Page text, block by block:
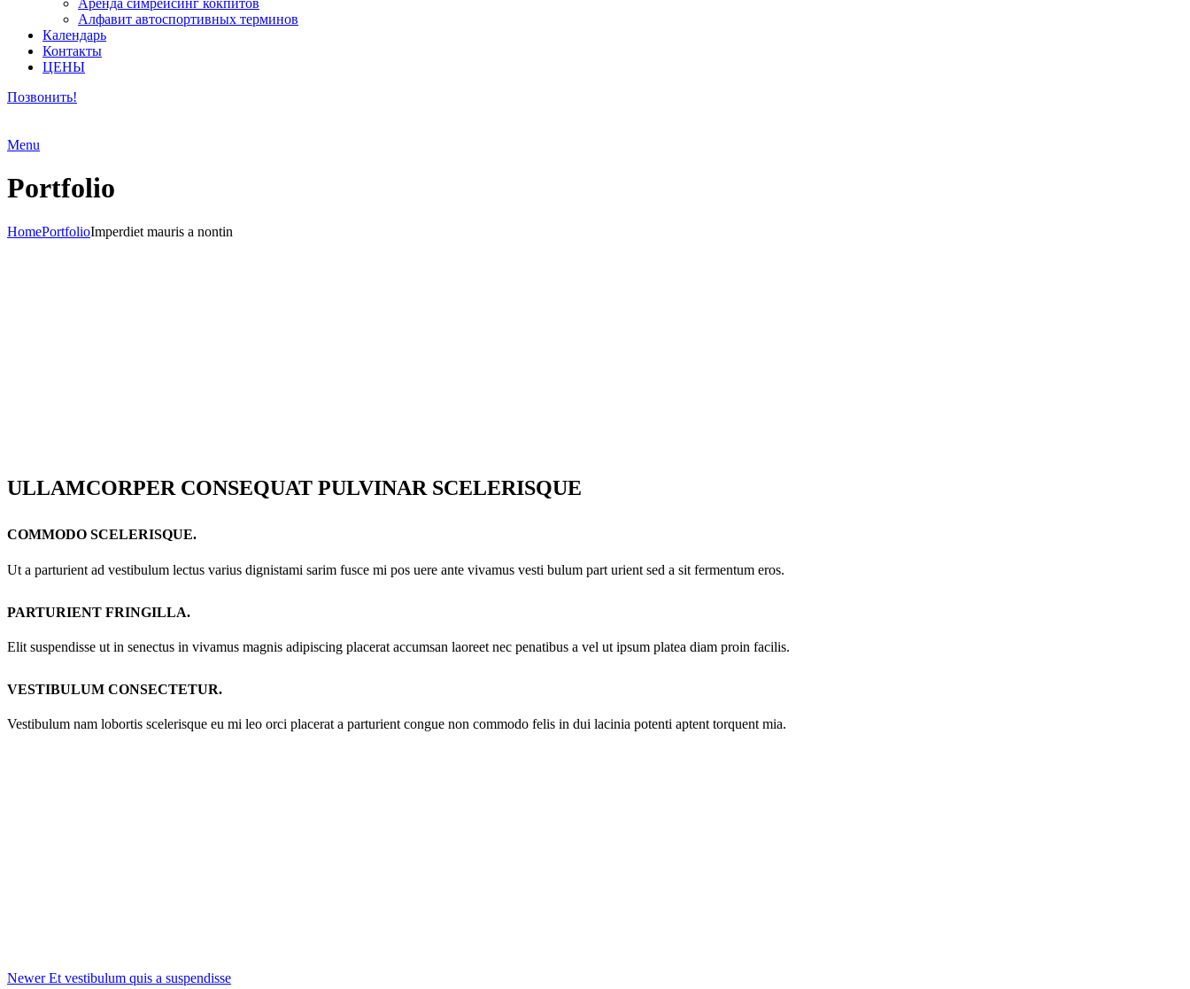
Алфавит автоспортивных терминов
Календарь
Контакты
ЦЕНЫ
Позвонить!
Menu
Portfolio
HomePortfolioImperdiet mauris a nontin
ULLAMCORPER CONSEQUAT PULVINAR SCELERISQUE
COMMODO SCELERISQUE.
Ut a parturient ad vestibulum lectus varius dignistami sarim fusce mi pos uere ante vivamus vesti bulum part urient sed a sit fermentum eros.
PARTURIENT FRINGILLA.
Elit suspendisse ut in senectus in vivamus magnis adipiscing placerat accumsan laoreet nec penatibus a vel ut ipsum platea diam proin facilis.
VESTIBULUM CONSECTETUR.
Vestibulum nam lobortis scelerisque eu mi leo orci placerat a parturient congue non commodo felis in dui lacinia potenti aptent torquent mia.
Newer Et vestibulum quis a suspendisse